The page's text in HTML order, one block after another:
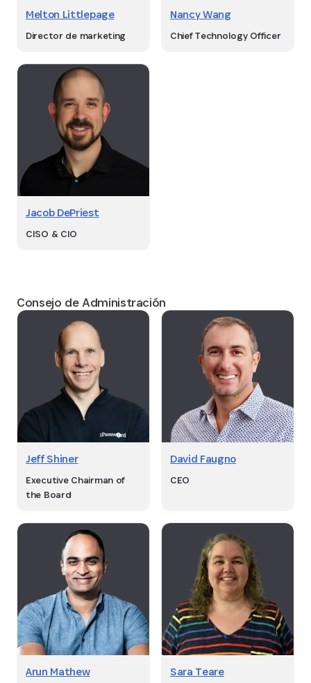
Melton Littlepage
Director de marketing
Nancy Wang
Chief Technology Officer
Jacob DePriest
CISO & CIO
Consejo de Administración
Jeff Shiner
Executive Chairman of
the Board
David Faugno
CEO
Arun Mathew Sara Teare